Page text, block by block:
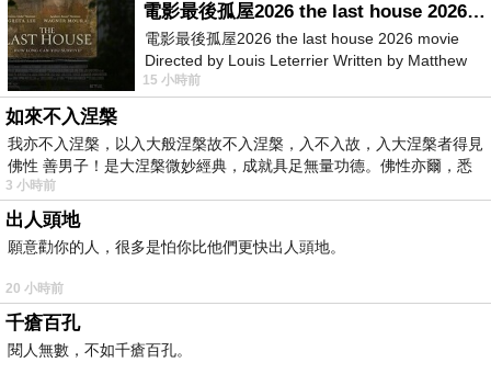
二、賣鬼的宋定伯
《宋定伯賣鬼》是我小時候看過的故事，算是一
般民間傳說故事中，少有的故事情節，一般大多
是打鬼、驅鬼，但敢「賣鬼」的，好像只有宋定
伯。宋定伯除了機智，還有膽量，遇到鬼時假裝
自己也是鬼，還和鬼玩互揹遊戲，當中套出鬼的
弱點，最後鬼發覺真相，想變成羊逃走，卻被宋
定伯抓住而把變成羊的祂賣了。此故事是源於魏
電影最後孤屋2026 the last house 2026 movie
電影最後孤屋2026 the last house 2026 movie
Directed by Louis Leterrier Written by Matthew
Robinson Starring Greta Lee Wa
15 小時前
如來不入涅槃
我亦不入涅槃，以入大般涅槃故不入涅槃，入不入故，入大涅槃者得見
佛性 善男子！是大涅槃微妙經典，成就具足無量功德。佛性亦爾，悉
3 小時前
出人頭地
願意勸你的人，很多是怕你比他們更快出人頭地。
20 小時前
千瘡百孔
閱人無數，不如千瘡百孔。